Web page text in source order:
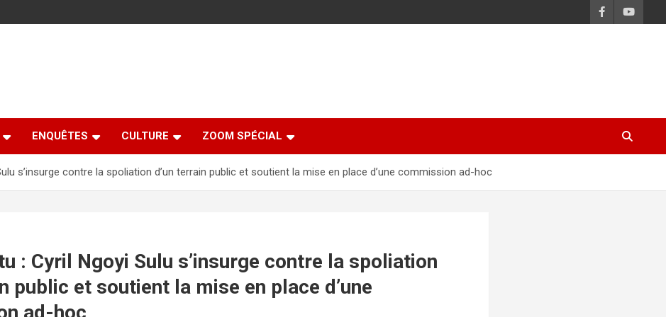
ENQUÊTES CULTURE ZOOM SPÉCIAL
s’insurge contre la spoliation d’un terrain public et soutient la mise en place d’une commission ad-hoc
: Cyril Ngoyi Sulu s’insurge contre la spoliation
public et soutient la mise en place d’une